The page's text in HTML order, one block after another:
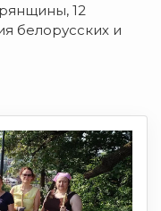
12
белорусских и